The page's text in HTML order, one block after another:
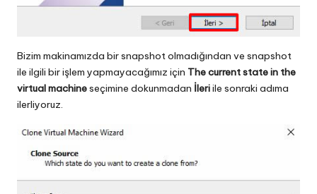
Bizim makinamızda bir snapshot olmadığından ve snapshot
ile ilgili bir işlem yapmayacağımız için The current state in the
virtual machineseçimine dokunmadan İleriile sonraki adıma
ilerliyoruz.